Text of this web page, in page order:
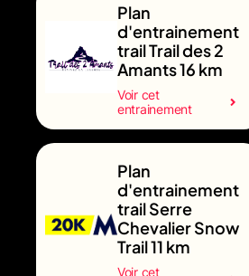
Plan
d'entrainement
trail Trail des 2
Amants 16 km
Voir cet
entrainement
Plan
d'entrainement
trail Serre
Chevalier Snow
Trail 11 km
Voir cet